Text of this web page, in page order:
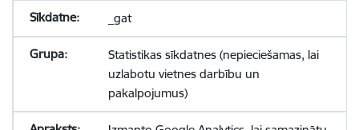
_gat
Statistikas sīkdatnes (nepieciešamas, lai
uzlabotu vietnes darbību un
pakalpojumus)